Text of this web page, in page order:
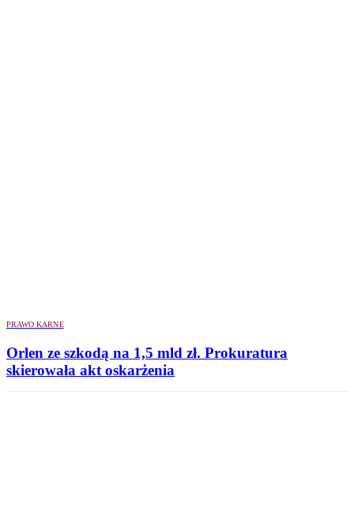
PRAWO KARNE
Orlen ze szkodą na 1,5 mld zł. Prokuratura
skierowała akt oskarżenia